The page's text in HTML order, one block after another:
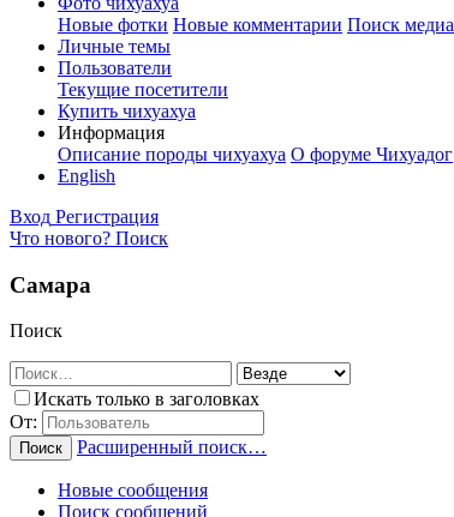
Новые фотки Новые комментарии Поиск медиа
Личные темы
Пользователи
Текущие посетители
Купить чихуахуа
Информация
Описание породы чихуахуа О форуме Чихуадог
English
Вход Регистрация
Что нового? Поиск
Самара
Поиск
Искать только в заголовках
От:
Поиск Расширенный поиск…
Новые сообщения
Поиск сообщений